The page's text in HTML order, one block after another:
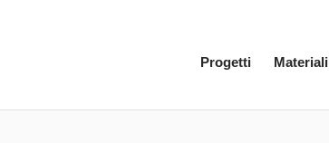
Progetti Materiali